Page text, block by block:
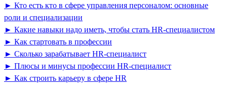
► Кто есть кто в сфере управления персоналом: основные
роли и специализации
► Какие навыки надо иметь, чтобы стать HR-специалистом
► Как стартовать в профессии
► Сколько зарабатывает HR-специалист
► Плюсы и минусы профессии HR-специалист
► Как строить карьеру в сфере HR